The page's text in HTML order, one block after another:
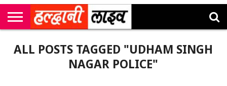
सी
एम
कॉर्नर
उत्तराखंड
न्यूज़
खेल
मनोरंजन
सम्पादकीय
जॉब
अलर्ट्स
ALL POSTS TAGGED "UDHAM SINGH
NAGAR POLICE"